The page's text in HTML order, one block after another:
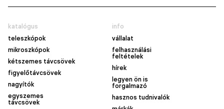
katalógus
teleszkópok
mikroszkópok
kétszemes távcsövek
figyelőtávcsövek
nagyítók
egyszemes
távcsövek
info
vállalat
felhasználási
feltételek
hírek
legyen ön is
forgalmazó
hasznos tudnivalók